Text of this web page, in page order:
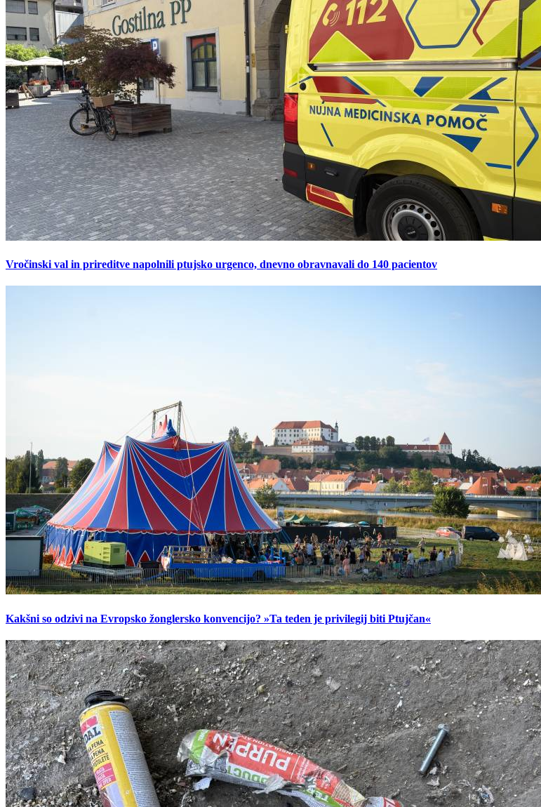
Vročinski val in prireditve napolnili ptujsko urgenco, dnevno obravnavali do 140 pacientov
Kakšni so odzivi na Evropsko žonglersko konvencijo? »Ta teden je privilegij biti Ptujčan«